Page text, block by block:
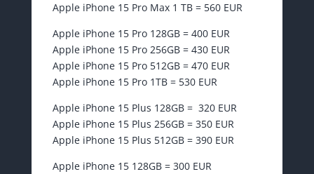
Apple iPhone 15 Pro Max 1 TB = 560 EUR
Apple iPhone 15 Pro 128GB = 400 EUR
Apple iPhone 15 Pro 256GB = 430 EUR
Apple iPhone 15 Pro 512GB = 470 EUR
Apple iPhone 15 Pro 1TB = 530 EUR
Apple iPhone 15 Plus 128GB = 320 EUR
Apple iPhone 15 Plus 256GB = 350 EUR
Apple iPhone 15 Plus 512GB = 390 EUR
Apple iPhone 15 128GB = 300 EUR